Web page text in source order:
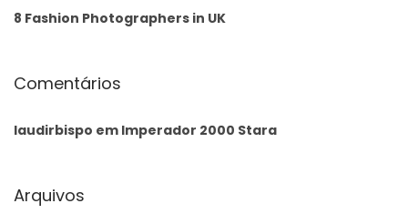
8 Fashion Photographers in UK
Comentários
laudirbispo em Imperador 2000 Stara
Arquivos